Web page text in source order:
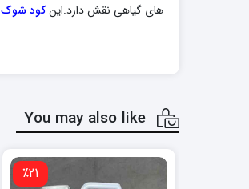
های گیاهی نقش دارد.اینکود شوک
٪21